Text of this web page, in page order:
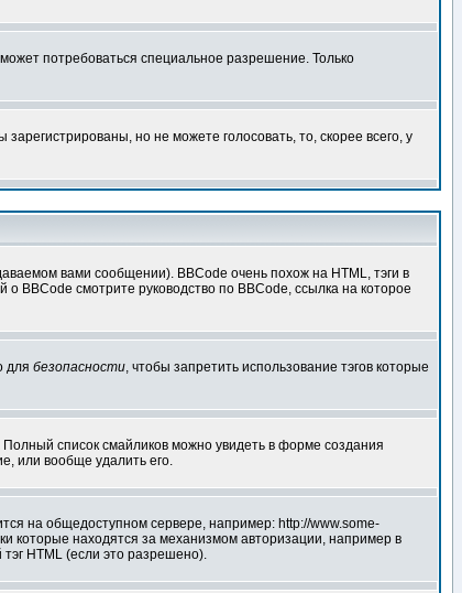
потребоваться специальное разрешение. Только
но не можете голосовать, то, скорее всего, у
вами сообщении). BBCode очень похож на HTML, тэги в
BBCode смотрите руководство по BBCode, ссылка на которое
для безопасности, чтобы запретить использование тэгов которые
список смайликов можно увидеть в форме создания
или вообще удалить его.
на общедоступном сервере, например: http://www.some-
которые находятся за механизмом авторизации, например в
HTML (если это разрешено).